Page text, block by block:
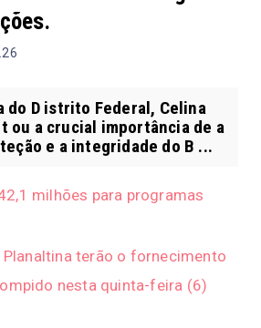
do D istrito Federal, Celina
ou a crucial importância de a
e a integridade do B ...
milhões para programas
Planaltina terão o fornecimento
nesta quinta-feira (6)